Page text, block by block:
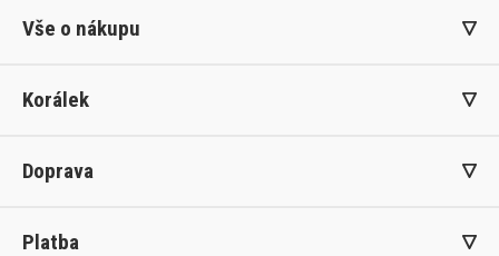
Vše o nákupu
Korálek
Doprava
Platba